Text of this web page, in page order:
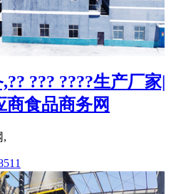
??? ????生产厂家|
商食品商务网
,